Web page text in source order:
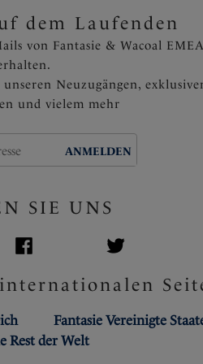
dem Laufenden
von Fantasie & Wacoal
Neuzugängen,
und vielem mehr
ANMELDEN
SIE UNS
Fantasie Vereinigte
Rest der Welt